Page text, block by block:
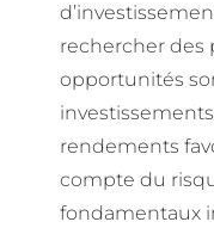
rechercher des
opportunités
rendements
compte du
fondamentaux